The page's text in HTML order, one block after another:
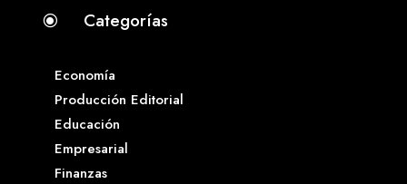
\ Categorías
Economía
Producción Editorial
Educación
Empresarial
Finanzas